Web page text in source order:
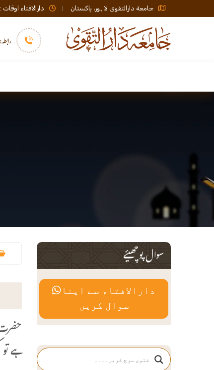
جامعة دارالتقوی لاہور، پاکستان دارالافتاء اوقات : ٹیلی فون صبح 08:00
رابطہ:
ہے
سوال پوچھیئے
دارالافتاء سے اپنا
سوال کریں